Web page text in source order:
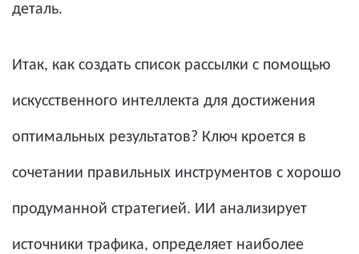
деталь.
Итак, как создать список рассылки с помощью
искусственного интеллекта для достижения
оптимальных результатов? Ключ кроется в
сочетании правильных инструментов с хорошо
продуманной стратегией. ИИ анализирует
источники трафика, определяет наиболее